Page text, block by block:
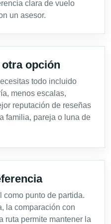
clara de vuelo
un asesor.
opción
todo incluido
menos escalas,
reputación de reseñas
familia, pareja o luna de
como punto de partida.
la comparación con
ruta permite mantener la